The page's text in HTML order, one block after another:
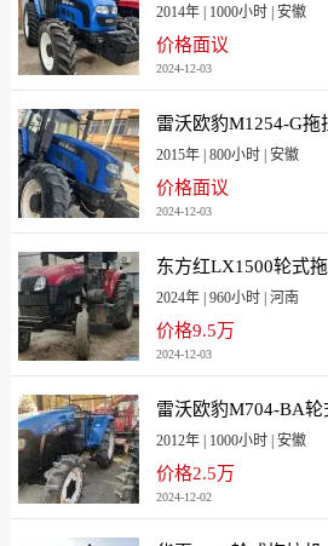
2014年 | 1000小时 | 安徽
价格面议
2024-12-03
雷沃欧豹M1254-G拖
2015年 | 800小时 | 安徽
价格面议
2024-12-03
东方红LX1500轮式
2024年 | 960小时 | 河南
价格9.5万
2024-12-03
雷沃欧豹M704-BA轮
2012年 | 1000小时 | 安徽
价格2.5万
2024-12-02